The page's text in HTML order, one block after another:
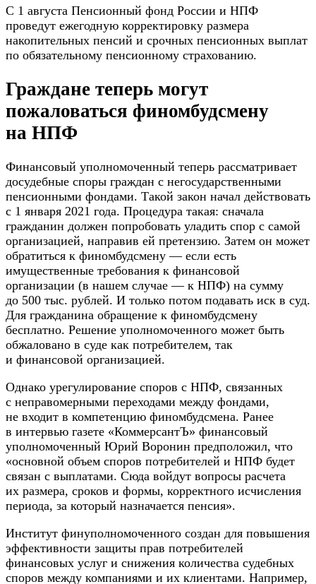
С 1 августа Пенсионный фонд России и НПФ
проведут ежегодную корректировку размера
накопительных пенсий и срочных пенсионных выплат
по обязательному пенсионному страхованию.
Граждане теперь могут
пожаловаться финомбудсмену
на НПФ
Финансовый уполномоченный теперь рассматривает
досудебные споры граждан с негосударственными
пенсионными фондами. Такой закон начал действовать
с 1 января 2021 года. Процедура такая: сначала
гражданин должен попробовать уладить спор с самой
организацией, направив ей претензию. Затем он может
обратиться к финомбудсмену — если есть
имущественные требования к финансовой
организации (в нашем случае — к НПФ) на сумму
до 500 тыс. рублей. И только потом подавать иск в суд.
Для гражданина обращение к финомбудсмену
бесплатно. Решение уполномоченного может быть
обжаловано в суде как потребителем, так
и финансовой организацией.
Однако урегулирование споров с НПФ, связанных
с неправомерными переходами между фондами,
не входит в компетенцию финомбудсмена. Ранее
в интервью газете «КоммерсантЪ» финансовый
уполномоченный Юрий Воронин предположил, что
«основной объем споров потребителей и НПФ будет
связан с выплатами. Сюда войдут вопросы расчета
их размера, сроков и формы, корректного исчисления
периода, за который назначается пенсия».
Институт финуполномоченного создан для повышения
эффективности защиты прав потребителей
финансовых услуг и снижения количества судебных
споров между компаниями и их клиентами. Например,